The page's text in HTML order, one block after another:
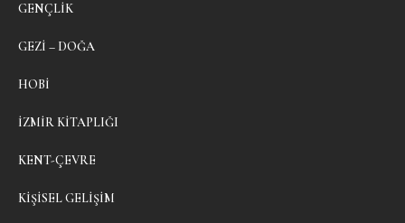
GENÇLIK
GEZI – DOĞA
HOBI
İZMIR KITAPLIĞI
KENT-ÇEVRE
KIŞISEL GELIŞIM